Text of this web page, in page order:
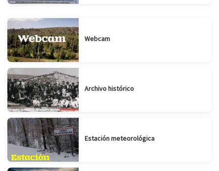
Webcam
Archivo histórico
Estación meteorológica